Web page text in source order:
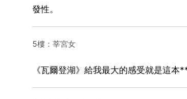
發性。
5樓：莘宮女
《瓦爾登湖》給我最大的感受就是這本